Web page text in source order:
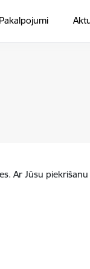
Pakalpojumi
Ar Jūsu